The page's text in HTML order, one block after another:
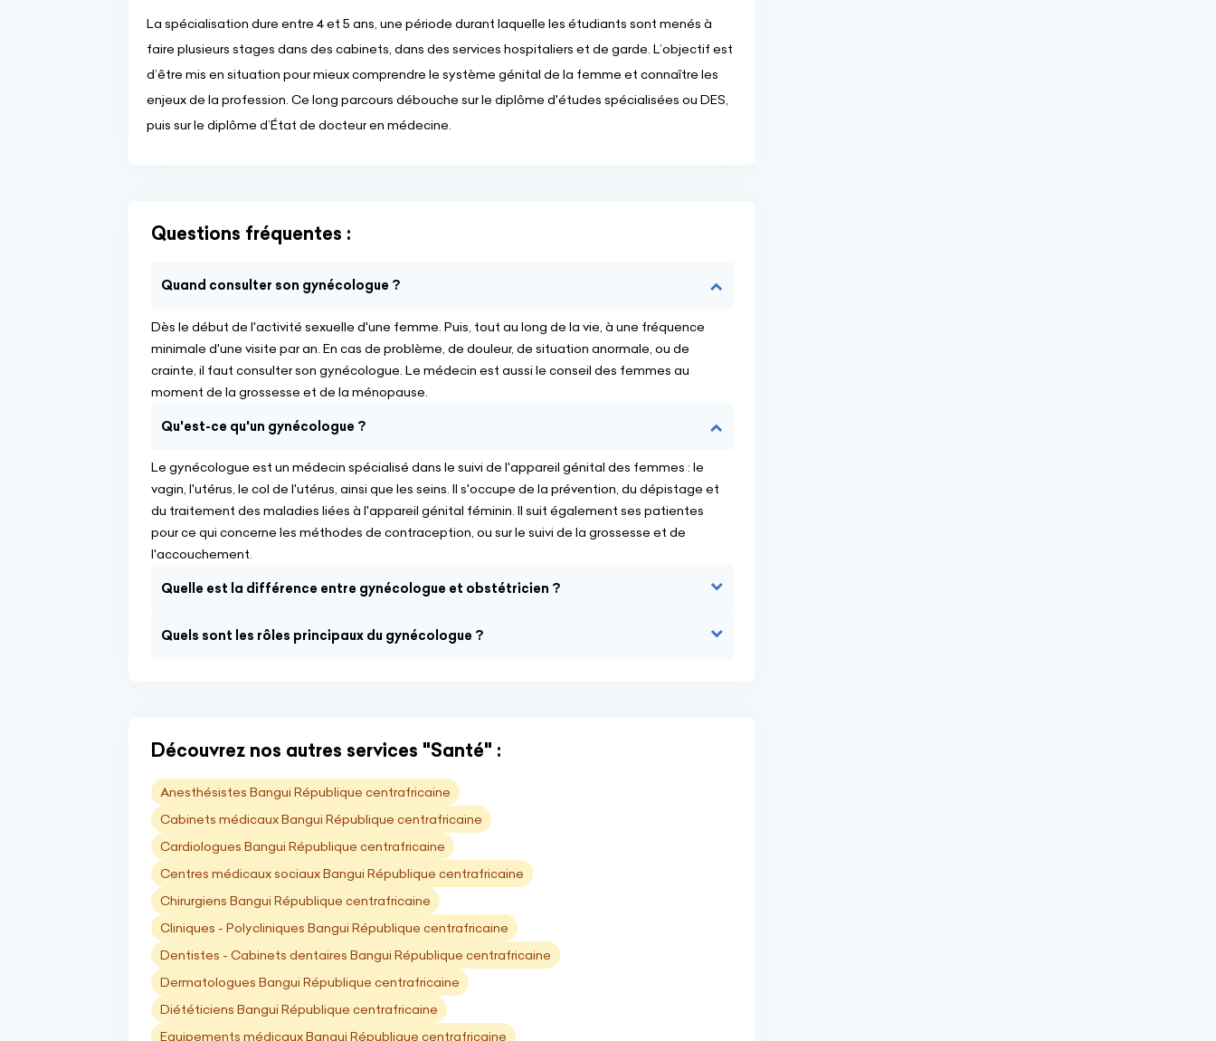
La spécialisation dure entre 4 et 5 ans, une période durant laquelle les étudiants sont menés à
faire plusieurs stages dans des cabinets, dans des services hospitaliers et de garde. L’objectif est
d’être mis en situation pour mieux comprendre le système génital de la femme et connaître les
enjeux de la profession. Ce long parcours débouche sur le diplôme d'études spécialisées ou DES,
puis sur le diplôme d’État de docteur en médecine.
Questions fréquentes :
Quand consulter son gynécologue ?
Dès le début de l'activité sexuelle d'une femme. Puis, tout au long de la vie, à une fréquence
minimale d'une visite par an. En cas de problème, de douleur, de situation anormale, ou de
crainte, il faut consulter son gynécologue. Le médecin est aussi le conseil des femmes au
moment de la grossesse et de la ménopause.
Qu'est-ce qu'un gynécologue ?
Le gynécologue est un médecin spécialisé dans le suivi de l'appareil génital des femmes : le
vagin, l'utérus, le col de l'utérus, ainsi que les seins. Il s'occupe de la prévention, du dépistage et
du traitement des maladies liées à l'appareil génital féminin. Il suit également ses patientes
pour ce qui concerne les méthodes de contraception, ou sur le suivi de la grossesse et de
l'accouchement.
Quelle est la différence entre gynécologue et obstétricien ?
Quels sont les rôles principaux du gynécologue ?
Découvrez nos autres services "Santé" :
Anesthésistes Bangui République centrafricaine
Cabinets médicaux Bangui République centrafricaine
Cardiologues Bangui République centrafricaine
Centres médicaux sociaux Bangui République centrafricaine
Chirurgiens Bangui République centrafricaine
Cliniques - Polycliniques Bangui République centrafricaine
Dentistes - Cabinets dentaires Bangui République centrafricaine
Dermatologues Bangui République centrafricaine
Diététiciens Bangui République centrafricaine
Equipements médicaux Bangui République centrafricaine